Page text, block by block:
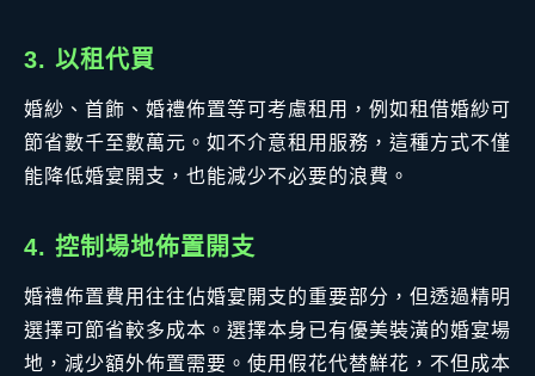
3. 以租代買
婚紗、首飾、婚禮佈置等可考慮租用，例如租借婚紗可
節省數千至數萬元。如不介意租用服務，這種方式不僅
能降低婚宴開支，也能減少不必要的浪費。
4. 控制場地佈置開支
婚禮佈置費用往往佔婚宴開支的重要部分，但透過精明
選擇可節省較多成本。選擇本身已有優美裝潢的婚宴場
地，減少額外佈置需要。使用假花代替鮮花，不但成本